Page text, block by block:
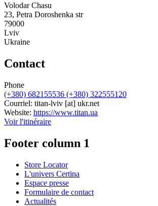
Volodar Chasu
23, Petra Doroshenka str
79000
Lviv
Ukraine
Contact
Phone
(+380) 682155536 (+380) 322555120
Courriel: titan-lviv [at] ukr.net
Website: https://www.titan.ua
Voir l'itinéraire
Footer column 1
Store Locator
L'univers Certina
Espace presse
Formulaire de contact
Actualités